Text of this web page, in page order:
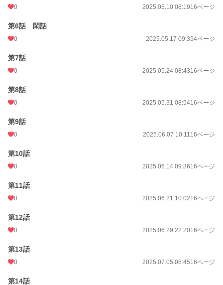
0 2025.05.10 08:1916ページ
第6話 閑話
0 2025.05.17 09:354ページ
第7話
0 2025.05.24 08:4316ページ
第8話
0 2025.05.31 08:5416ページ
第9話
0 2025.06.07 10:1116ページ
第10話
0 2025.06.14 09:3616ページ
第11話
0 2025.06.21 10:0216ページ
第12話
0 2025.06.29 22:2016ページ
第13話
0 2025.07.05 08:4516ページ
第14話